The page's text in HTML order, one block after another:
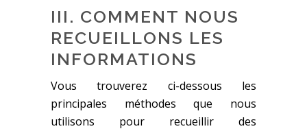
III. COMMENT NOUS
RECUEILLONS LES
INFORMATIONS
Vous trouverez ci-dessous les
principales méthodes que nous
utilisons pour recueillir des